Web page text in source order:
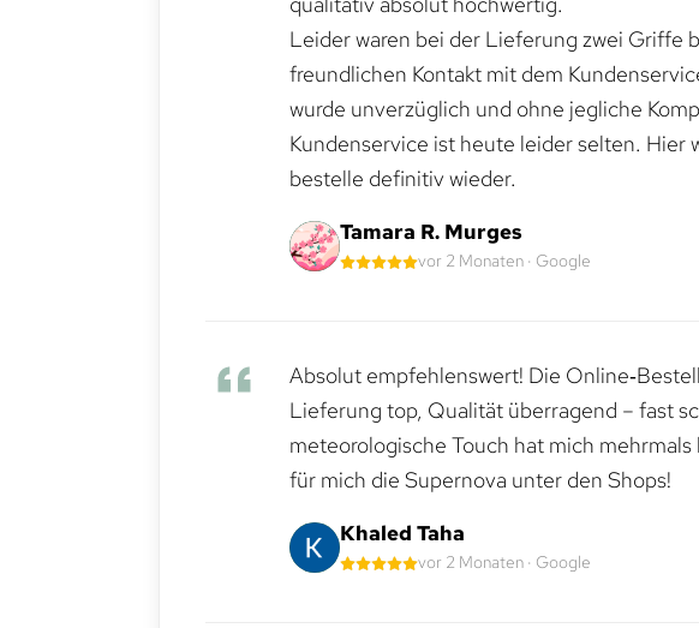
Leider waren bei der Lieferung zwei Griffe
freundlichen Kontakt mit dem
wurde unverzüglich und ohne jegliche
Kundenservice ist heute leider selten. Hier
bestelle definitiv wieder.
Tamara R. Murges
vor 2 Monaten · Google
Absolut empfehlenswert! Die
Lieferung top, Qualität überragend – fast
meteorologische Touch hat mich
für mich die Supernova unter den Shops!
Khaled Taha
vor 2 Monaten · Google